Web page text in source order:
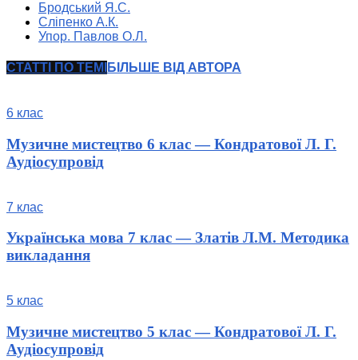
Бродський Я.С.
Сліпенко А.К.
Упор. Павлов О.Л.
СТАТТІ ПО ТЕМІ БІЛЬШЕ ВІД АВТОРА
6 клас
Музичне мистецтво 6 клас — Кондратової Л. Г.
Аудіосупровід
7 клас
Українська мова 7 клас — Златів Л.М. Методика
викладання
5 клас
Музичне мистецтво 5 клас — Кондратової Л. Г.
Аудіосупровід